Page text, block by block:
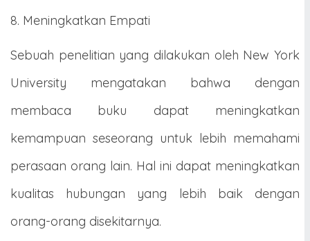
8. Meningkatkan Empati
Sebuah penelitian yang dilakukan oleh New York
University mengatakan bahwa dengan
membaca buku dapat meningkatkan
kemampuan seseorang untuk lebih memahami
perasaan orang lain. Hal ini dapat meningkatkan
kualitas hubungan yang lebih baik dengan
orang-orang disekitarnya.